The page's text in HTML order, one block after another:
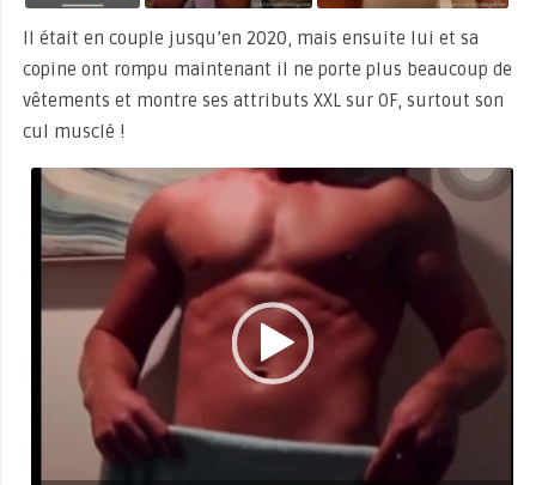
Il était en couple jusqu’en 2020, mais ensuite lui et sa
copine ont rompu maintenant il ne porte plus beaucoup de
vêtements et montre ses attributs XXL sur OF, surtout son
cul musclé !